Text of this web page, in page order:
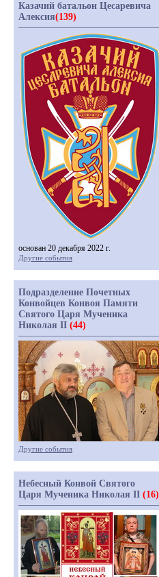
Казачий батальон Цесаревича
Алексия(139)
основан 20 декабря 2022 г.
Другие события
Подразделение Почетных
Конвойцев Конвоя Памяти
Святого Царя Мученика
Николая II (44)
Другие события
Небесный Конвой Святого
Царя Мученика Николая II (16)